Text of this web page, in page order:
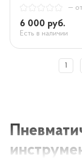
—
6 000 руб.
Есть в наличии
1